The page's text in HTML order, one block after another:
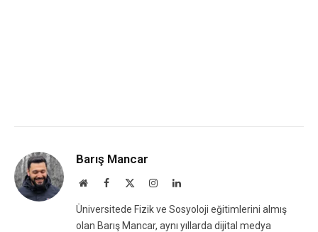
Barış Mancar
WebsiteFacebook InstagramLinkedIn
Üniversitede Fizik ve Sosyoloji eğitimlerini almış
olan Barış Mancar, aynı yıllarda dijital medya